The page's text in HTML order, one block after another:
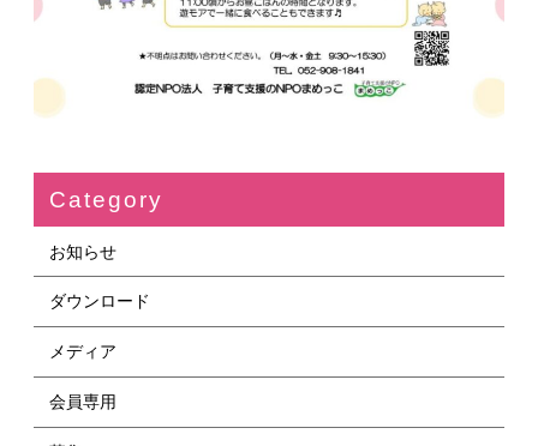
Category
お知らせ
ダウンロード
メディア
会員専用